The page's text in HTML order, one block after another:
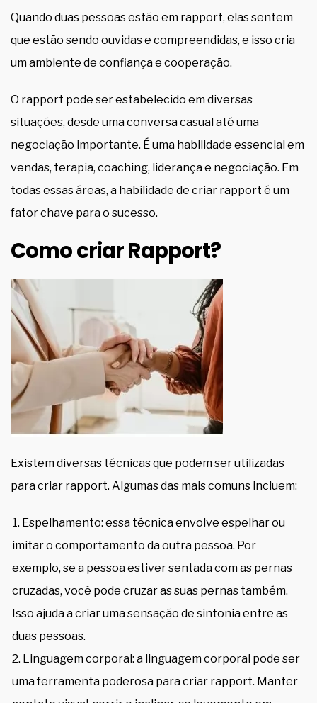
Quando duas pessoas estão em rapport, elas sentem
que estão sendo ouvidas e compreendidas, e isso cria
um ambiente de confiança e cooperação.
O rapport pode ser estabelecido em diversas
situações, desde uma conversa casual até uma
negociação importante. É uma habilidade essencial em
vendas, terapia, coaching, liderança e negociação. Em
todas essas áreas, a habilidade de criar rapport é um
fator chave para o sucesso.
Como criar Rapport?
Existem diversas técnicas que podem ser utilizadas
para criar rapport. Algumas das mais comuns incluem:
Espelhamento: essa técnica envolve espelhar ou
imitar o comportamento da outra pessoa. Por
exemplo, se a pessoa estiver sentada com as pernas
cruzadas, você pode cruzar as suas pernas também.
Isso ajuda a criar uma sensação de sintonia entre as
duas pessoas.
Linguagem corporal: a linguagem corporal pode ser
uma ferramenta poderosa para criar rapport. Manter